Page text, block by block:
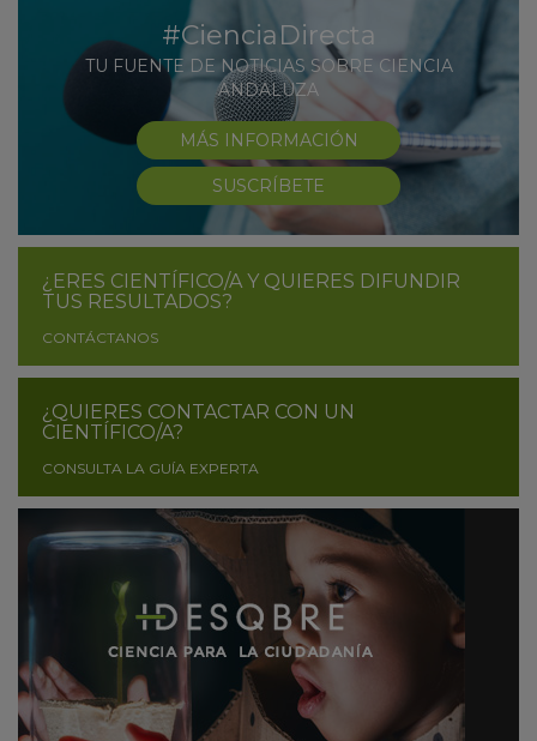
#CienciaDirecta
TU FUENTE DE NOTICIAS SOBRE CIENCIA
ANDALUZA
MÁS INFORMACIÓN
SUSCRÍBETE
¿ERES CIENTÍFICO/A Y QUIERES DIFUNDIR
TUS RESULTADOS?
CONTÁCTANOS
¿QUIERES CONTACTAR CON UN
CIENTÍFICO/A?
CONSULTA LA GUÍA EXPERTA